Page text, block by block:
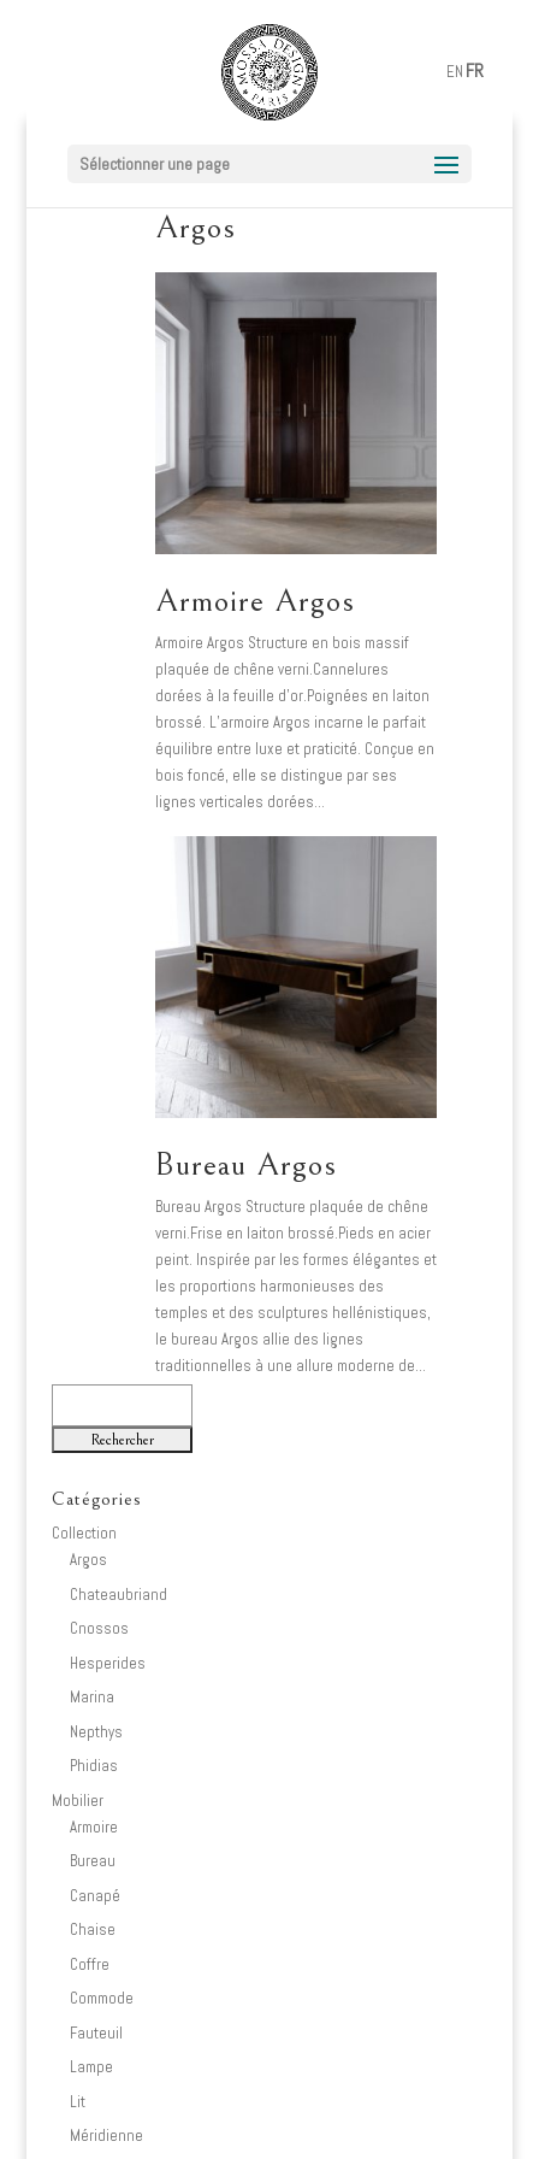
EN FR
Sélectionner une page
Rechercher
Catégories
Collection
Argos
Chateaubriand
Cnossos
Hesperides
Marina
Nepthys
Phidias
Mobilier
Armoire
Bureau
Canapé
Chaise
Coffre
Commode
Fauteuil
Lampe
Lit
Méridienne
Argos
Armoire Argos
Armoire Argos Structure en bois massif
plaquée de chêne verni.Cannelures
dorées à la feuille d’or.Poignées en laiton
brossé. L’armoire Argos incarne le parfait
équilibre entre luxe et praticité. Conçue en
bois foncé, elle se distingue par ses
lignes verticales dorées…
Bureau Argos
Bureau Argos Structure plaquée de chêne
verni.Frise en laiton brossé.Pieds en acier
peint. Inspirée par les formes élégantes et
les proportions harmonieuses des
temples et des sculptures hellénistiques,
le bureau Argos allie des lignes
traditionnelles à une allure moderne de…
Lire plus